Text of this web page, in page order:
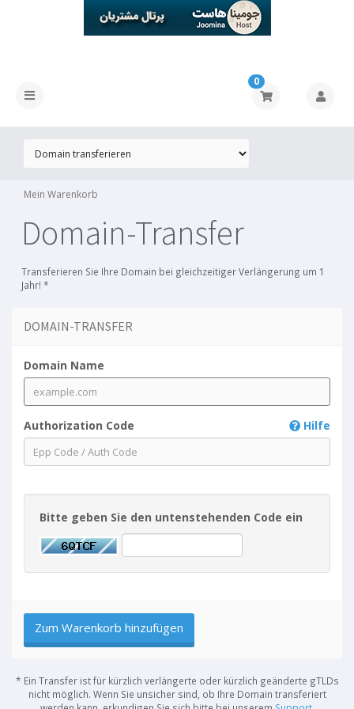
0
Mein Warenkorb
Domain-Transfer
Transferieren Sie Ihre Domain bei gleichzeitiger Verlängerung um 1
Jahr! *
DOMAIN-TRANSFER
Domain Name
Authorization Code Hilfe
Bitte geben Sie den untenstehenden Code ein
Zum Warenkorb hinzufügen
* Ein Transfer ist für kürzlich verlängerte oder kürzlich geänderte gTLDs
nicht möglich. Wenn Sie unsicher sind, ob Ihre Domain transferiert